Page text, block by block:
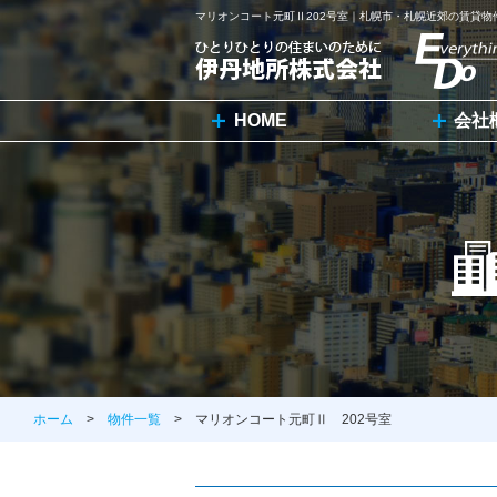
マリオンコート元町Ⅱ202号室｜札幌市・札幌近郊の賃貸
HOME 会社
ホーム > 物件一覧 > マリオンコート元町Ⅱ 202号室